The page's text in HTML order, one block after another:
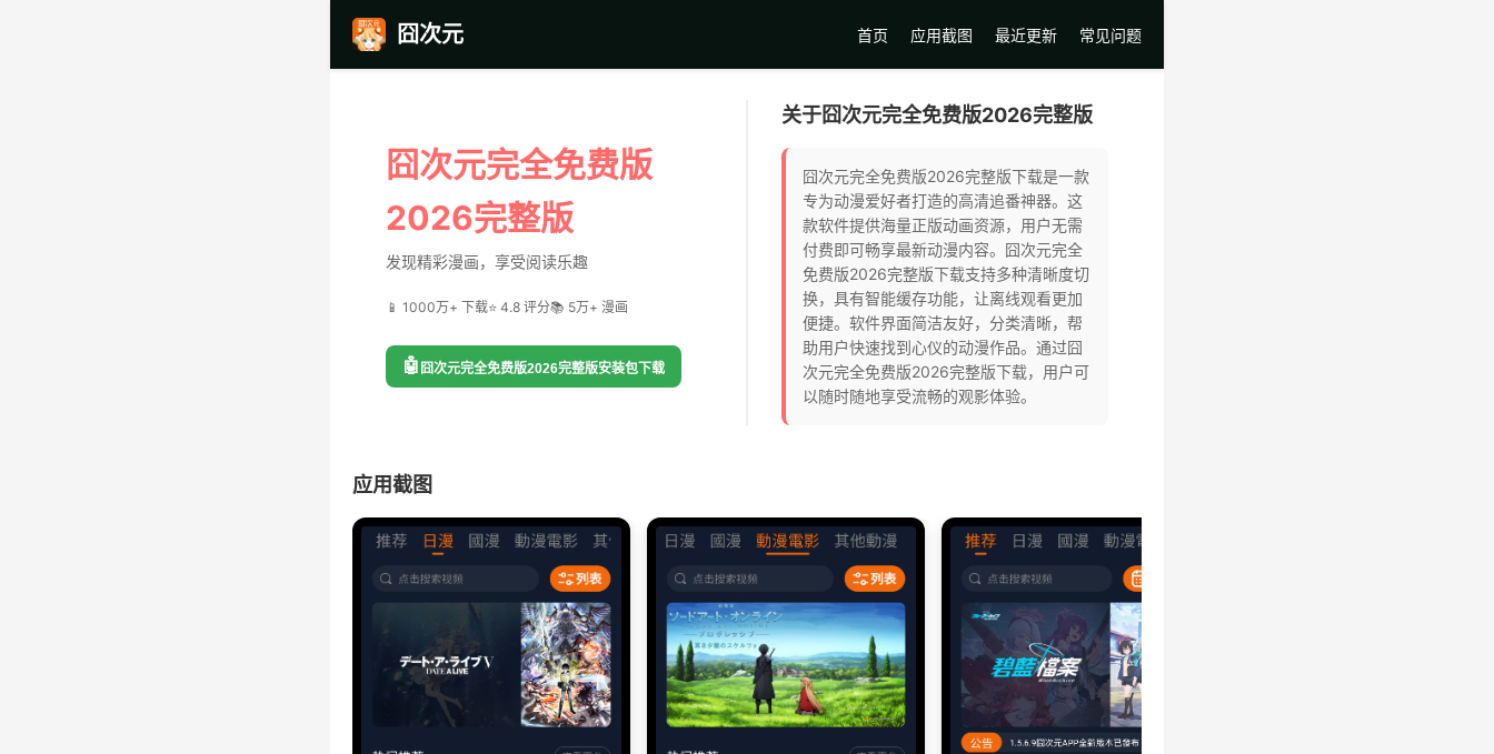
囧次元 首页 应用截图 最近更新 常见问题
囧次元完全免费版
2026完整版
发现精彩漫画，享受阅读乐趣
📱 1000万+ 下载⭐ 4.8 评分📚 5万+ 漫画
🤖 囧次元完全免费版2026完整版安装包下载
关于囧次元完全免费版2026完整版
囧次元完全免费版2026完整版下载是一款
专为动漫爱好者打造的高清追番神器。这
款软件提供海量正版动画资源，用户无需
付费即可畅享最新动漫内容。囧次元完全
免费版2026完整版下载支持多种清晰度切
换，具有智能缓存功能，让离线观看更加
便捷。软件界面简洁友好，分类清晰，帮
助用户快速找到心仪的动漫作品。通过囧
次元完全免费版2026完整版下载，用户可
以随时随地享受流畅的观影体验。
应用截图